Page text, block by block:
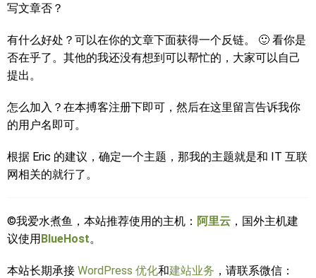
写文章否？
有什么好处？可以在你的文章下面获得一个反链。 🙂 看你是
否在乎了。其他的我还没有想到可以帮忙的，大家可以自己
提出。
怎么加入？在本搏客注册下即可，然后在这里留言告诉我你
的用户名即可。
根据 Eric 的建议，确定一个主题，那我的主题就是和 IT 互联
网相关的就行了。
©我爱水煮鱼，本站推荐使用的主机： 阿里云 ，国外主机建
议使用BlueHost。
本站长期承接 WordPress 优化和建站业务 ，请联系微信：